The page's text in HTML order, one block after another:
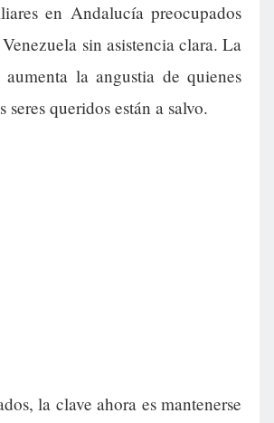
en Andalucía preocupados
sin asistencia clara. La
aumenta la angustia de quienes
seres queridos están a salvo.
la clave ahora es mantenerse